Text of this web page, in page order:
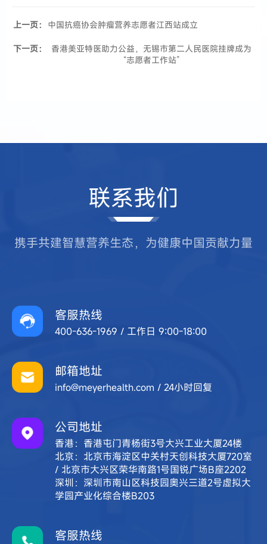
上一页： 中国抗癌协会肿瘤营养志愿者江西站成立
下一页：
香港美亚特医助力公益，无锡市第二人民医院挂牌成为
“志愿者工作站”
联系我们
携手共建智慧营养生态，为健康中国贡献力量
客服热线
400-636-1969 / 工作日 9:00-18:00
邮箱地址
info@meyerhealth.com / 24小时回复
公司地址
香港：香港屯门青杨街3号大兴工业大厦24楼
北京：北京市海淀区中关村天创科技大厦720室
/ 北京市大兴区荣华南路1号国锐广场B座2202
深圳：深圳市南山区科技园奥兴三道2号虚拟大
学园产业化综合楼B203
客服热线